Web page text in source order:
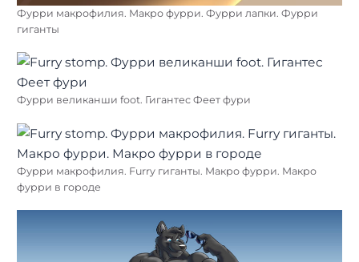
Фурри макрофилия. Макро фурри. Фурри лапки. Фурри
гиганты
Фурри великанши foot. Гигантес Феет фури
Фурри макрофилия. Furry гиганты. Макро фурри. Макро
фурри в городе